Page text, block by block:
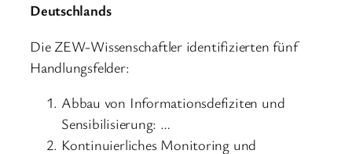
Deutschlands
Die ZEW-Wissenschaftler identifizierten fünf
Handlungsfelder:
Abbau von Informationsdefiziten und
Sensibilisierung: …
Kontinuierliches Monitoring und